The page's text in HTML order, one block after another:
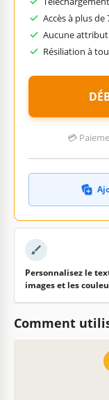
Accès à plus de
Aucune
Résiliation à
💳
Personnalisez le
images et les
Comment